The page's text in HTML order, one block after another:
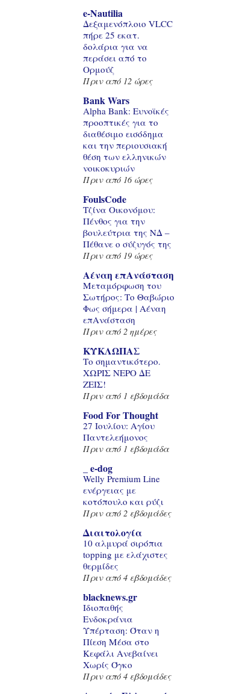
e-Nautilia
Δεξαμενόπλοιο VLCC
πήρε 25 εκατ.
δολάρια για να
περάσει από το
Ορμούζ
Πριν από 12 ώρες
Bank Wars
Alpha Bank: Ευνοϊκές
προοπτικές για το
διαθέσιμο εισόδημα
και την περιουσιακή
θέση των ελληνικών
νοικοκυριών
Πριν από 16 ώρες
FoulsCode
Τζίνα Οικονόμου:
Πένθος για την
βουλεύτρια της ΝΔ –
Πέθανε ο σύζυγός της
Πριν από 19 ώρες
Αέναη επΑνάσταση
Μεταμόρφωση του
Σωτήρος: Το Θαβώριο
Φως σήμερα | Αέναη
επΑνάσταση
Πριν από 2 ημέρες
ΚΥΚΛΩΠΑΣ
Το σημαντικότερο.
ΧΩΡΙΣ ΝΕΡΟ ΔΕ
ΖΕΙΣ!
Πριν από 1 εβδομάδα
Food For Thought
27 Ιουλίου: Αγίου
Παντελεήμονος
Πριν από 1 εβδομάδα
_ e-dog
Welly Premium Line
ενέργειας με
κοτόπουλο και ρύζι
Πριν από 2 εβδομάδες
Διαιτολογία
10 αλμυρά σιρόπια
topping με ελάχιστες
θερμίδες
Πριν από 4 εβδομάδες
blacknews.gr
Ιδιοπαθής
Ενδοκράνια
Υπέρταση: Όταν η
Πίεση Μέσα στο
Κεφάλι Ανεβαίνει
Χωρίς Όγκο
Πριν από 4 εβδομάδες